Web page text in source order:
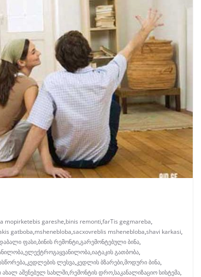
mopirketebis gareshe,binis remonti,farTis gegmareba,
gatboba,mshenebloba,sacxovreblis mshenebloba,shavi karkasi,
ფასი,ბინის რემონტი,გარემონტებული ბინა,
,ელექტროგაყვანილობა,იატაკის გათბობა,
,კედლების ლესვა,კედლის ბზარები,მოდური ბინა,
აშენებულ სახლში,რემონტის დრო,საკანალიზაციო სისტემა,